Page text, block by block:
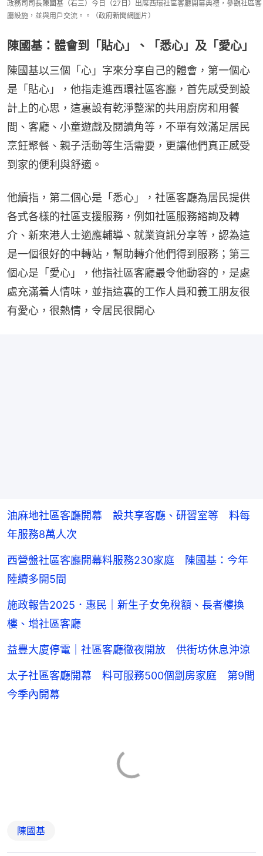
政務司司長陳國基（右三）今日（27日）出席西環社區客廳開幕典禮，參觀社區客
廳設施，並與用戶交流。。（政府新聞網圖片）
陳國基：體會到「貼心」、「悉心」及「愛心」
陳國基以三個「心」字來分享自己的體會，第一個心
是「貼心」，他指走進西環社區客廳，首先感受到設
計上的心思，這裏設有乾淨整潔的共用廚房和用餐
間、客廳、小童遊戲及閱讀角等，不單有效滿足居民
烹飪聚餐、親子活動等生活需要，更讓他們真正感受
到家的便利與舒適。
他續指，第二個心是「悉心」，社區客廳為居民提供
各式各樣的社區支援服務，例如社區服務諮詢及轉
介、新來港人士適應輔導、就業資訊分享等，認為這
是一個很好的中轉站，幫助轉介他們得到服務；第三
個心是「愛心」，他指社區客廳最令他動容的，是處
處充滿着人情味，並指這裏的工作人員和義工朋友很
有愛心，很熱情，令居民很開心
油麻地社區客廳開幕 設共享客廳、研習室等 料每
年服務8萬人次
西營盤社區客廳開幕料服務230家庭 陳國基：今年
陸續多開5間
施政報告2025．惠民｜新生子女免稅額、長者樓換
樓、增社區客廳
益豐大廈停電｜社區客廳徹夜開放 供街坊休息沖涼
太子社區客廳開幕 料可服務500個劏房家庭 第9間
今季內開幕
陳國基